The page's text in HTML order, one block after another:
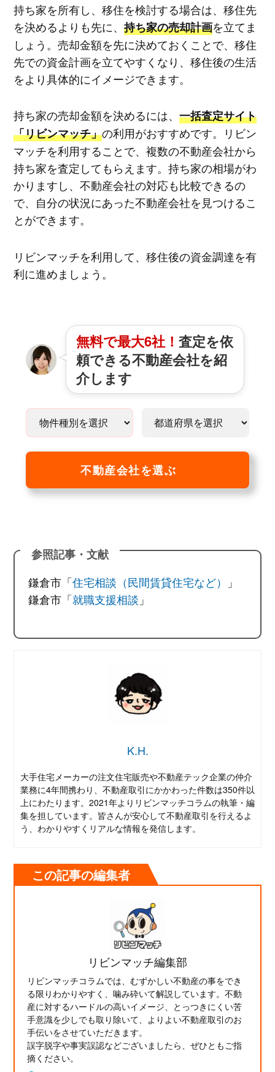
持ち家を所有し、移住を検討する場合は、移住先
を決めるよりも先に、 持ち家の売却計画を立てま
しょう。売却金額を先に決めておくことで、移住
先での資金計画を立てやすくなり、移住後の生活
をより具体的にイメージできます。
持ち家の売却金額を決めるには、 一括査定サイト
「リビンマッチ」の利用がおすすめです。リビン
マッチを利用することで、複数の不動産会社から
持ち家を査定してもらえます。持ち家の相場がわ
かりますし、不動産会社の対応も比較できるの
で、自分の状況にあった不動産会社を見つけるこ
とができます。
リビンマッチを利用して、移住後の資金調達を有
利に進めましょう。
無料で最大6社！ 査定を依
頼できる不動産会社を紹
介します
不動産会社を選ぶ
参照記事・文献
鎌倉市「住宅相談（民間賃貸住宅など）
」
鎌倉市「就職支援相談 」
K.H.
大手住宅メーカーの注文住宅販売や不動産テック企業の仲介
業務に4年間携わり、不動産取引にかかわった件数は350件以
上にわたります。2021年よりリビンマッチコラムの執筆・編
集を担しています。皆さんが安心して不動産取引を行えるよ
う、わかりやすくリアルな情報を発信します。
この記事の編集者
リビンマッチ編集部
リビンマッチコラムでは、むずかしい不動産の事をでき
る限りわかりやすく、噛み砕いて解説しています。不動
産に対するハードルの高いイメージ、とっつきにくい苦
手意識を少しでも取り除いて、よりよい不動産取引のお
手伝いをさせていただきます。
誤字脱字や事実誤認などございましたら、ぜひともご指
摘ください。